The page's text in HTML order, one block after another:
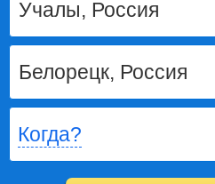
Когда?